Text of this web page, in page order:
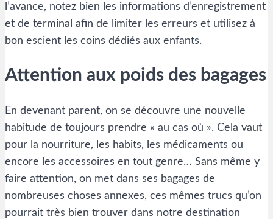
l’avance, notez bien les informations d’enregistrement
et de terminal afin de limiter les erreurs et utilisez à
bon escient les coins dédiés aux enfants.
Attention aux poids des bagages
En devenant parent, on se découvre une nouvelle
habitude de toujours prendre « au cas où ». Cela vaut
pour la nourriture, les habits, les médicaments ou
encore les accessoires en tout genre… Sans même y
faire attention, on met dans ses bagages de
nombreuses choses annexes, ces mêmes trucs qu’on
pourrait très bien trouver dans notre destination